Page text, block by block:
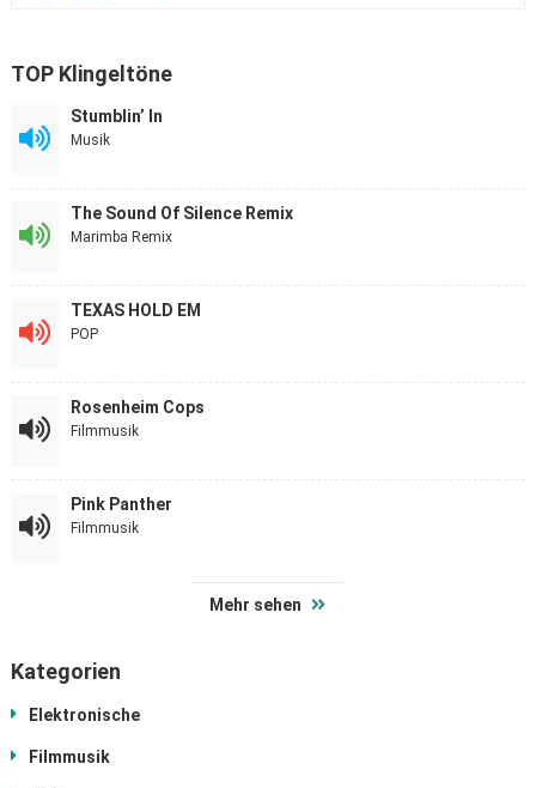
TOP Klingeltöne
Stumblin’ In
Musik
The Sound Of Silence Remix
Marimba Remix
TEXAS HOLD EM
POP
Rosenheim Cops
Filmmusik
Pink Panther
Filmmusik
Mehr sehen
Kategorien
Elektronische
Filmmusik